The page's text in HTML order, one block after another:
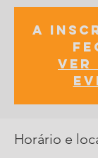
A
Ver
Horário e